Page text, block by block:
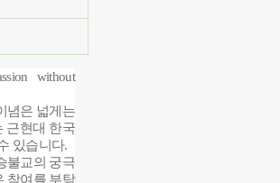
without
념은 넓게는
근현대 한국
있습니다.
불교의 궁극
참여를 부탁